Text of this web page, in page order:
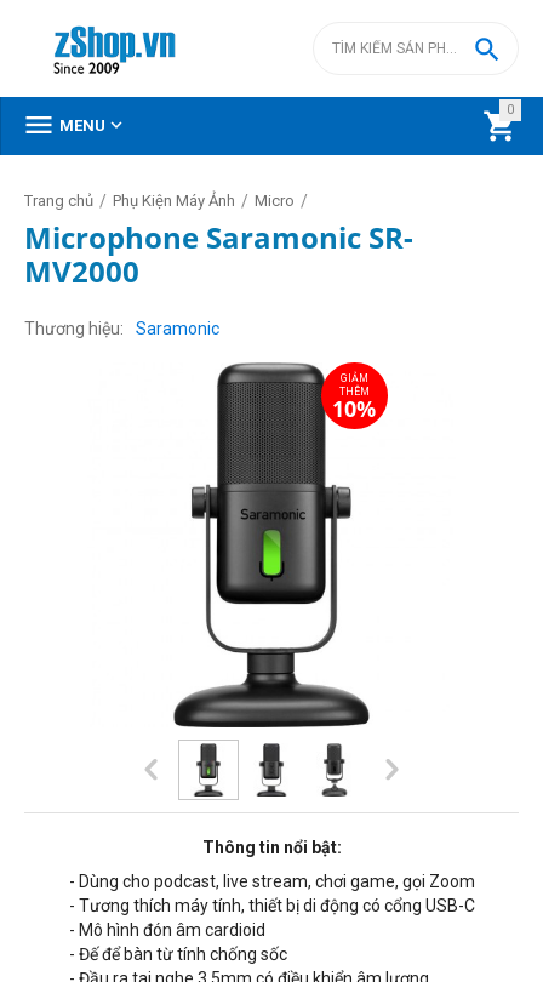
0


 MENU 
Trang chủ / Phụ Kiện Máy Ảnh / Micro /
Microphone Saramonic SR-
MV2000
Thương hiệu Saramonic
Thông tin nổi bật:
- Dùng cho podcast, live stream, chơi game, gọi Zoom
- Tương thích máy tính, thiết bị di động có cổng USB-C
- Mô hình đón âm cardioid
- Đế để bàn từ tính chống sốc
- Đầu ra tai nghe 3.5mm có điều khiển âm lượng